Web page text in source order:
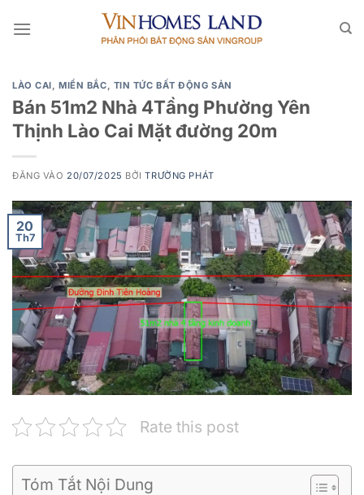
qua
LÀO CAI,MIỀN BẮC, TIN TỨC BẤT ĐỘNG SẢN
Bán 51m2 Nhà 4Tầng Phường Yên
Thịnh Lào Cai Mặt đường 20m
ĐĂNG VÀO 20/07/2025 BỞITRƯỜNG PHÁT
20
Th7
Rate this post
Tóm Tắt Nội Dung